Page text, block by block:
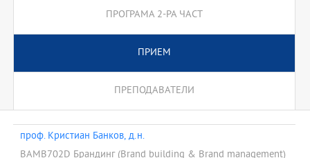
ПРОГРАМА 2-РА ЧАСТ
ПРИЕМ
ПРЕПОДАВАТЕЛИ
проф. Кристиан Банков, д.н.
BAMB702D Брандинг (Brand building & Brand management)